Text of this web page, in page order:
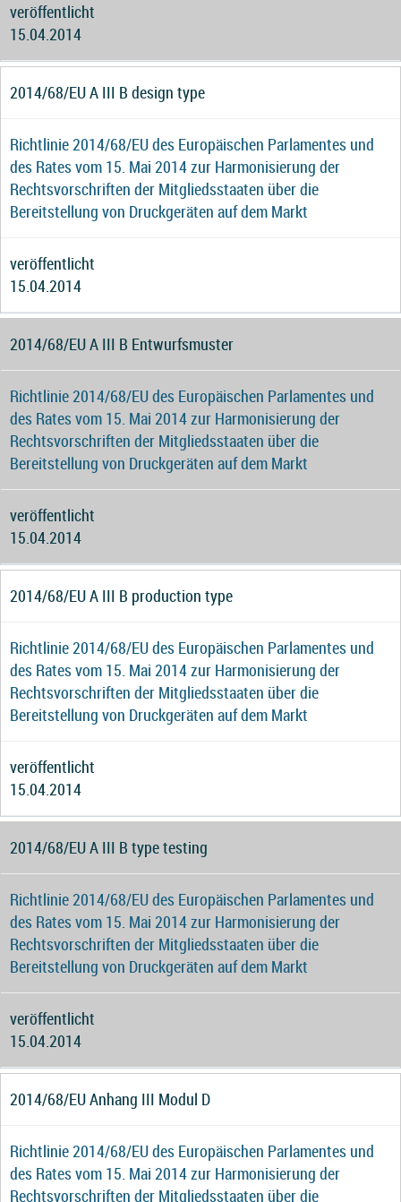
veröffentlicht
15.04.2014
2014/68/EU A III B design type
Richtlinie 2014/68/EU des Europäischen Parlamentes und
des Rates vom 15. Mai 2014 zur Harmonisierung der
Rechtsvorschriften der Mitgliedsstaaten über die
Bereitstellung von Druckgeräten auf dem Markt
veröffentlicht
15.04.2014
2014/68/EU A III B Entwurfsmuster
Richtlinie 2014/68/EU des Europäischen Parlamentes und
des Rates vom 15. Mai 2014 zur Harmonisierung der
Rechtsvorschriften der Mitgliedsstaaten über die
Bereitstellung von Druckgeräten auf dem Markt
veröffentlicht
15.04.2014
2014/68/EU A III B production type
Richtlinie 2014/68/EU des Europäischen Parlamentes und
des Rates vom 15. Mai 2014 zur Harmonisierung der
Rechtsvorschriften der Mitgliedsstaaten über die
Bereitstellung von Druckgeräten auf dem Markt
veröffentlicht
15.04.2014
2014/68/EU A III B type testing
Richtlinie 2014/68/EU des Europäischen Parlamentes und
des Rates vom 15. Mai 2014 zur Harmonisierung der
Rechtsvorschriften der Mitgliedsstaaten über die
Bereitstellung von Druckgeräten auf dem Markt
veröffentlicht
15.04.2014
2014/68/EU Anhang III Modul D
Richtlinie 2014/68/EU des Europäischen Parlamentes und
des Rates vom 15. Mai 2014 zur Harmonisierung der
Rechtsvorschriften der Mitgliedsstaaten über die